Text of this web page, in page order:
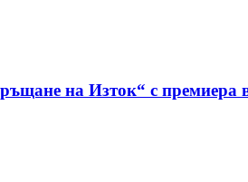
на Изток“ с премиера